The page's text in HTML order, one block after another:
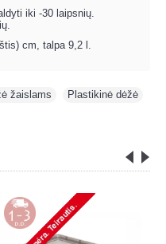
iki -30 laipsnių.
cm, talpa 9,2 l.
žaislams Plastikinė dėžė